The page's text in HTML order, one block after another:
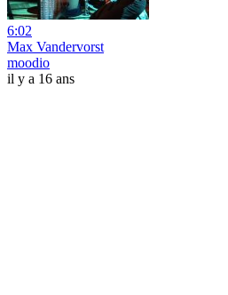
6:02
Max Vandervorst
moodio
il y a 16 ans